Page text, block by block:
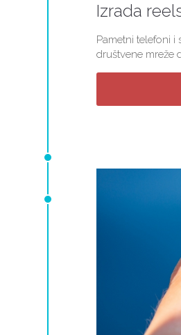
Izrada
Pametni telefoni i
društvene mreže